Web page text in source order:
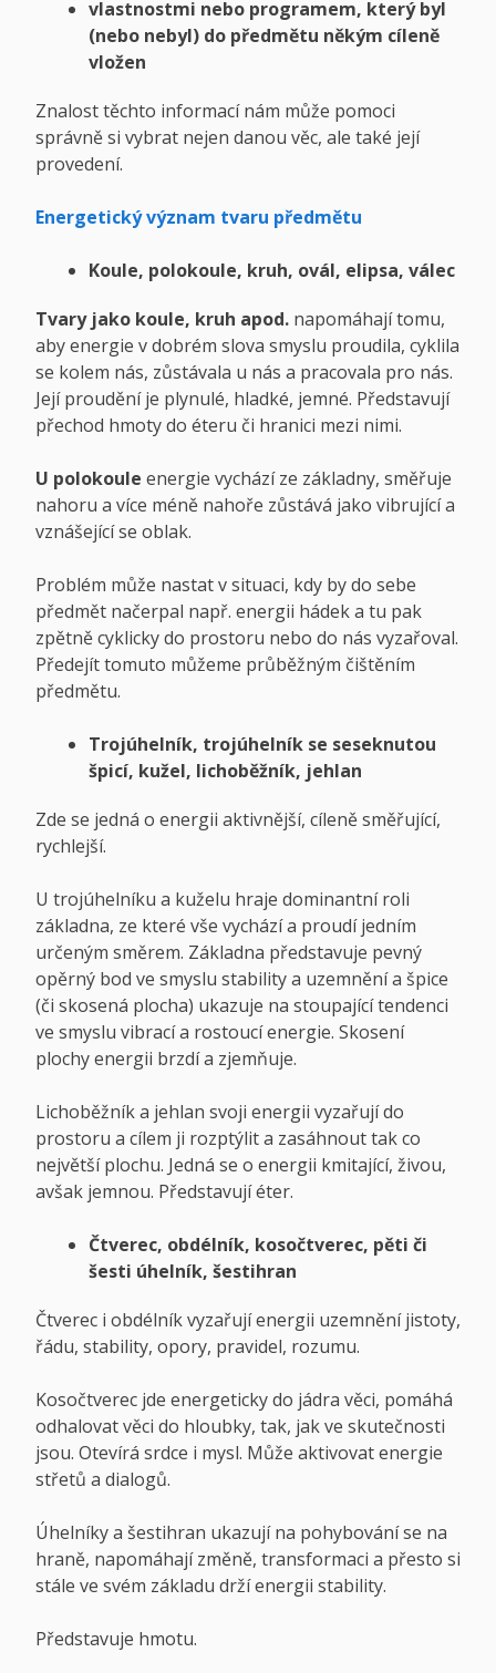
vlastnostmi nebo programem, který byl
(nebo nebyl) do předmětu někým cíleně
vložen
Znalost těchto informací nám může pomoci
správně si vybrat nejen danou věc, ale také její
provedení.
Energetický význam tvaru předmětu
Koule, polokoule, kruh, ovál, elipsa, válec
Tvary jako koule, kruh apod. napomáhají tomu,
aby energie v dobrém slova smyslu proudila, cyklila
se kolem nás, zůstávala u nás a pracovala pro nás.
Její proudění je plynulé, hladké, jemné. Představují
přechod hmoty do éteru či hranici mezi nimi.
U polokoule energie vychází ze základny, směřuje
nahoru a více méně nahoře zůstává jako vibrující a
vznášející se oblak.
Problém může nastat v situaci, kdy by do sebe
předmět načerpal např. energii hádek a tu pak
zpětně cyklicky do prostoru nebo do nás vyzařoval.
Předejít tomuto můžeme průběžným čištěním
předmětu.
Trojúhelník, trojúhelník se seseknutou
špicí, kužel, lichoběžník, jehlan
Zde se jedná o energii aktivnější, cíleně směřující,
rychlejší.
U trojúhelníku a kuželu hraje dominantní roli
základna, ze které vše vychází a proudí jedním
určeným směrem. Základna představuje pevný
opěrný bod ve smyslu stability a uzemnění a špice
(či skosená plocha) ukazuje na stoupající tendenci
ve smyslu vibrací a rostoucí energie. Skosení
plochy energii brzdí a zjemňuje.
Lichoběžník a jehlan svoji energii vyzařují do
prostoru a cílem ji rozptýlit a zasáhnout tak co
největší plochu. Jedná se o energii kmitající, živou,
avšak jemnou. Představují éter.
Čtverec, obdélník, kosočtverec, pěti či
šesti úhelník, šestihran
Čtverec i obdélník vyzařují energii uzemnění jistoty,
řádu, stability, opory, pravidel, rozumu.
Kosočtverec jde energeticky do jádra věci, pomáhá
odhalovat věci do hloubky, tak, jak ve skutečnosti
jsou. Otevírá srdce i mysl. Může aktivovat energie
střetů a dialogů.
Úhelníky a šestihran ukazují na pohybování se na
hraně, napomáhají změně, transformaci a přesto si
stále ve svém základu drží energii stability.
Představuje hmotu.